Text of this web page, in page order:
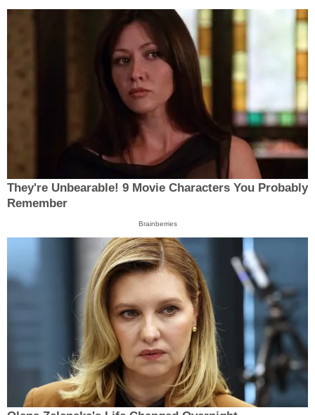
They're Unbearable! 9 Movie Characters You Probably
Remember
Brainberries